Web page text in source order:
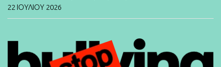
22 ΙΟΥΛΊΟΥ 2026